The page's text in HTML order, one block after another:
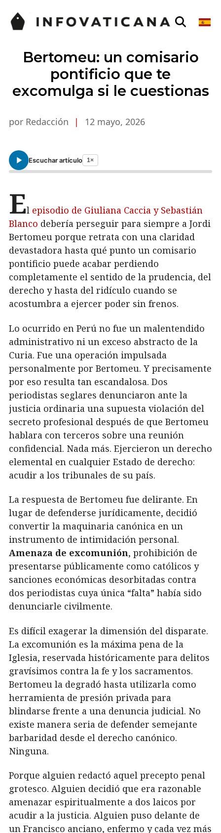
Bertomeu: un comisario
pontificio que te
excomulga si le cuestionas
por Redacción | 12 mayo, 2026
Escuchar artículo 1×
El episodio de Giuliana Caccia y Sebastián
Blanco debería perseguir para siempre a Jordi
Bertomeu porque retrata con una claridad
devastadora hasta qué punto un comisario
pontificio puede acabar perdiendo
completamente el sentido de la prudencia, del
derecho y hasta del ridículo cuando se
acostumbra a ejercer poder sin frenos.
Lo ocurrido en Perú no fue un malentendido
administrativo ni un exceso abstracto de la
Curia. Fue una operación impulsada
personalmente por Bertomeu. Y precisamente
por eso resulta tan escandalosa. Dos
periodistas seglares denunciaron ante la
justicia ordinaria una supuesta violación del
secreto profesional después de que Bertomeu
hablara con terceros sobre una reunión
confidencial. Nada más. Ejercieron un derecho
elemental en cualquier Estado de derecho:
acudir a los tribunales de su país.
La respuesta de Bertomeu fue delirante. En
lugar de defenderse jurídicamente, decidió
convertir la maquinaria canónica en un
instrumento de intimidación personal.
Amenaza de excomunión, prohibición de
presentarse públicamente como católicos y
sanciones económicas desorbitadas contra
dos periodistas cuya única “falta” había sido
denunciarle civilmente.
Es difícil exagerar la dimensión del disparate.
La excomunión es la máxima pena de la
Iglesia, reservada históricamente para delitos
gravísimos contra la fe y los sacramentos.
Bertomeu la degradó hasta utilizarla como
herramienta de presión privada para
blindarse frente a una denuncia judicial. No
existe manera seria de defender semejante
barbaridad desde el derecho canónico.
Ninguna.
Porque alguien redactó aquel precepto penal
grotesco. Alguien decidió que era razonable
amenazar espiritualmente a dos laicos por
acudir a la justicia. Alguien puso delante de
un Francisco anciano, enfermo y cada vez más